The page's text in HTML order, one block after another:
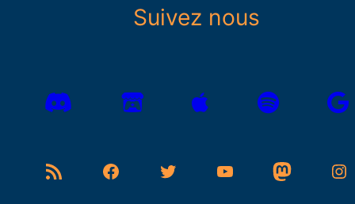
Suivez nous
Flux RSS Facebook Twitter YouTube Mastodon Instagram